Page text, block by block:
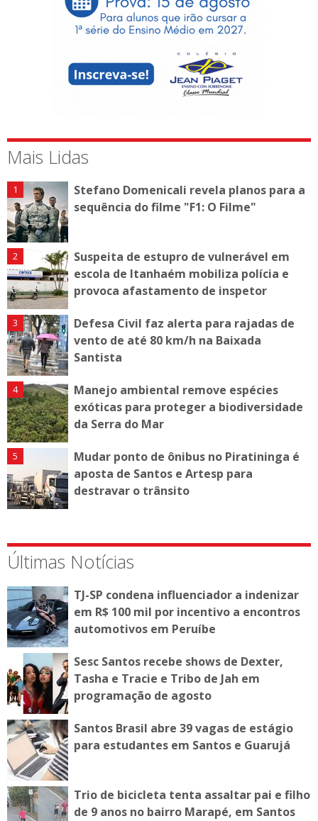
Mais Lidas
Stefano Domenicali revela planos para a
sequência do filme "F1: O Filme"
Suspeita de estupro de vulnerável em
escola de Itanhaém mobiliza polícia e
provoca afastamento de inspetor
Defesa Civil faz alerta para rajadas de
vento de até 80 km/h na Baixada
Santista
Manejo ambiental remove espécies
exóticas para proteger a biodiversidade
da Serra do Mar
Mudar ponto de ônibus no Piratininga é
aposta de Santos e Artesp para
destravar o trânsito
Últimas Notícias
TJ-SP condena influenciador a indenizar
em R$ 100 mil por incentivo a encontros
automotivos em Peruíbe
Sesc Santos recebe shows de Dexter,
Tasha e Tracie e Tribo de Jah em
programação de agosto
Santos Brasil abre 39 vagas de estágio
para estudantes em Santos e Guarujá
Trio de bicicleta tenta assaltar pai e filho
de 9 anos no bairro Marapé, em Santos